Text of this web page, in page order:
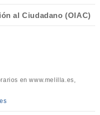
al Ciudadano (OIAC)
en www.melilla.es,